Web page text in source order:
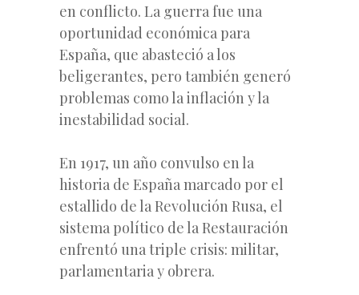
en conflicto. La guerra fue una
oportunidad económica para
España, que abasteció a los
beligerantes, pero también generó
problemas como la inflación y la
inestabilidad social.
En 1917, un año convulso en la
historia de España marcado por el
estallido de la Revolución Rusa, el
sistema político de la Restauración
enfrentó una triple crisis: militar,
parlamentaria y obrera.